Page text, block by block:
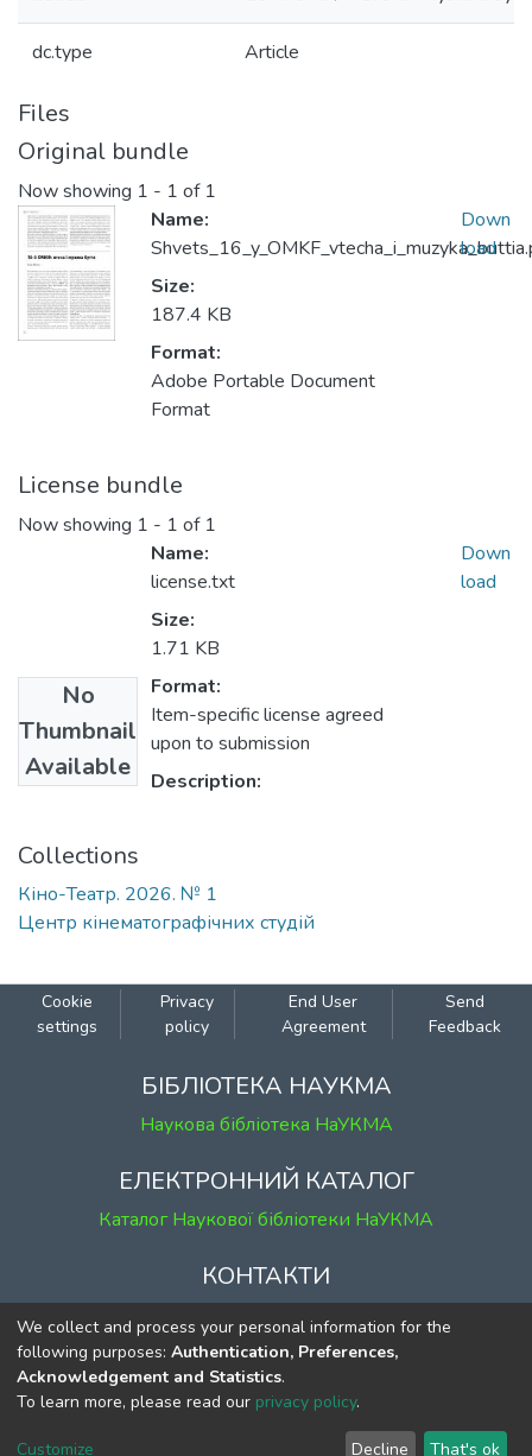
dc.type Article
Files
Original bundle
Now showing 1 - 1 of 1
Name:
Size:
187.4 KB
Format:
Adobe Portable Document
Format
Down
load
License bundle
Now showing 1 - 1 of 1
No
Thumbnail
Available
Name:
license.txt
Size:
1.71 KB
Format:
Item-specific license agreed
upon to submission
Description:
Down
load
Collections
Кіно-Театр. 2026. № 1
Центр кінематографічних студій
Cookie
settings
Privacy
policy
End User
Agreement
Send
Feedback
БІБЛІОТЕКА НАУКМА
Наукова бібліотека НаУКМА
ЕЛЕКТРОННИЙ КАТАЛОГ
Каталог Наукової бібліотеки НаУКМА
КОНТАКТИ
м. Київ, вул. Григорія Сковороди, 2
к. 1, к. 120
тел. (044) 463-69-31
ekmair@ukma.edu.ua
We collect and process your personal information for the
following purposes: Authentication, Preferences,
Acknowledgement and Statistics.
To learn more, please read our privacy policy.
Customize Decline That's ok